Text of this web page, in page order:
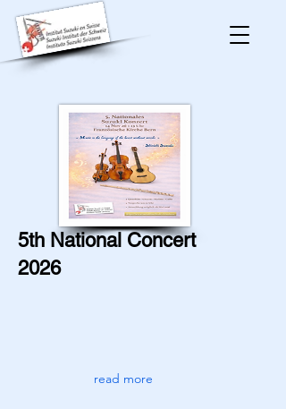
5th National Concert
2026
read more